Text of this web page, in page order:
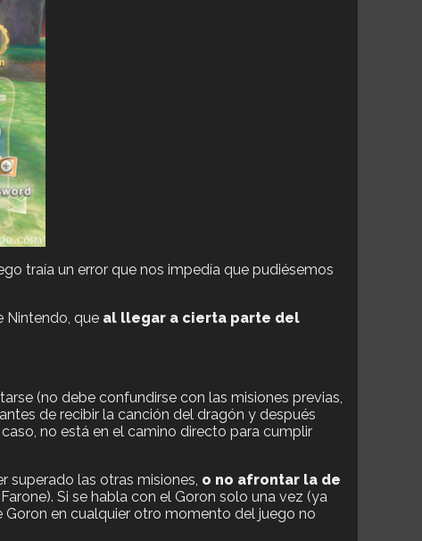
traía un error que nos impedía que pudiésemos
Nintendo, que al llegar a cierta parte del
(no debe confundirse con las misiones previas,
de recibir la canción del dragón y después
no está en el camino directo para cumplir
superado las otras misiones, o no afrontar la de
Si se habla con el Goron solo una vez (ya
en cualquier otro momento del juego no